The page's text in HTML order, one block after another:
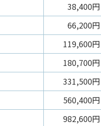
38,400円
66,200円
119,600円
180,700円
331,500円
560,400円
982,600円